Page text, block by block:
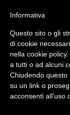
1
Informativa
Questo sito o gli
di cookie
nella cookie
a tutti o ad alcuni
Chiudendo
su un link o
acconsenti all’uso